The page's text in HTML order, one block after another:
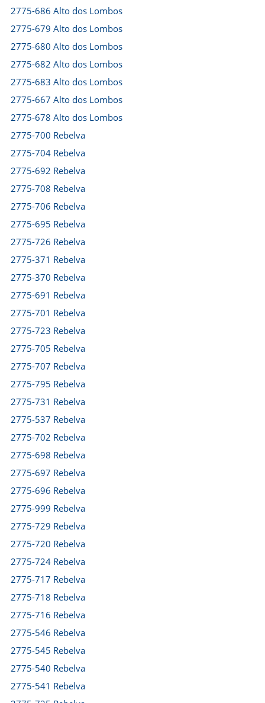
2775-686 Alto dos Lombos
2775-679 Alto dos Lombos
2775-680 Alto dos Lombos
2775-682 Alto dos Lombos
2775-683 Alto dos Lombos
2775-667 Alto dos Lombos
2775-678 Alto dos Lombos
2775-700 Rebelva
2775-704 Rebelva
2775-692 Rebelva
2775-708 Rebelva
2775-706 Rebelva
2775-695 Rebelva
2775-726 Rebelva
2775-371 Rebelva
2775-370 Rebelva
2775-691 Rebelva
2775-701 Rebelva
2775-723 Rebelva
2775-705 Rebelva
2775-707 Rebelva
2775-795 Rebelva
2775-731 Rebelva
2775-537 Rebelva
2775-702 Rebelva
2775-698 Rebelva
2775-697 Rebelva
2775-696 Rebelva
2775-999 Rebelva
2775-729 Rebelva
2775-720 Rebelva
2775-724 Rebelva
2775-717 Rebelva
2775-718 Rebelva
2775-716 Rebelva
2775-546 Rebelva
2775-545 Rebelva
2775-540 Rebelva
2775-541 Rebelva